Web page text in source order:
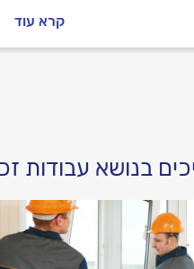
מולו וכמה זה יעלה
כל התשובות בפנים.
קרא עוד
בנושא עבודות